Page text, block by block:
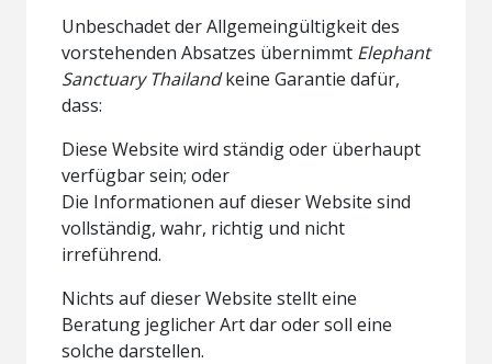
Unbeschadet der Allgemeingültigkeit des
vorstehenden Absatzes übernimmt Elephant
Sanctuary Thailandkeine Garantie dafür,
dass:
Diese Website wird ständig oder überhaupt
verfügbar sein; oder
Die Informationen auf dieser Website sind
vollständig, wahr, richtig und nicht
irreführend.
Nichts auf dieser Website stellt eine
Beratung jeglicher Art dar oder soll eine
solche darstellen.